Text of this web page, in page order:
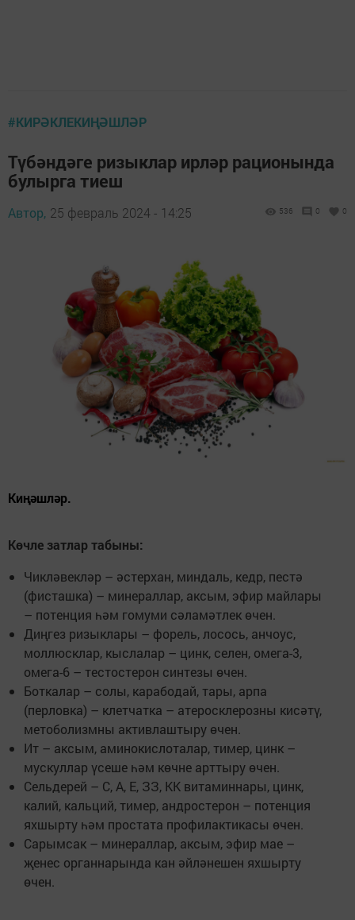
#КИРӘКЛЕКИҢӘШЛӘР
Түбәндәге ризыклар ирләр рационында
булырга тиеш
Автор, 25 февраль 2024 - 14:25 536 0 0
Киңәшләр.
Көчле затлар табыны:
Чикләвекләр – әстерхан, миндаль, кедр, пестә
(фисташка) – минераллар, аксым, эфир майлары
– потенция һәм гомуми сәламәтлек өчен.
Диңгез ризыклары – форель, лосось, анчоус,
моллюсклар, кыслалар – цинк, селен, омега-3,
омега-6 – тес­тостерон синтезы өчен.
Боткалар – солы, карабодай, тары, арпа
(перловка) – клетчатка – атеросклерозны кисәтү,
метоболизмны активлаштыру өчен.
Ит – аксым, аминокислоталар, тимер, цинк –
мускуллар үсеше һәм көчне арттыру өчен.
Сельдерей – С, А, Е, ЗЗ, КК витаминнары, цинк,
калий, кальций, тимер, андростерон – потенция
яхшыр­ту һәм простата профилактикасы өчен.
Сарымсак – минераллар, аксым, эфир мае –
җенес органнарында кан әйләнешен яхшырту
өчен.